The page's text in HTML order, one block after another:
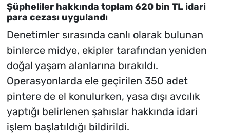
Şüpheliler hakkında toplam 620 bin TL idari
para cezası uygulandı
Denetimler sırasında canlı olarak bulunan
binlerce midye, ekipler tarafından yeniden
doğal yaşam alanlarına bırakıldı.
Operasyonlarda ele geçirilen 350 adet
pintere de el konulurken, yasa dışı avcılık
yaptığı belirlenen şahıslar hakkında idari
işlem başlatıldığı bildirildi.